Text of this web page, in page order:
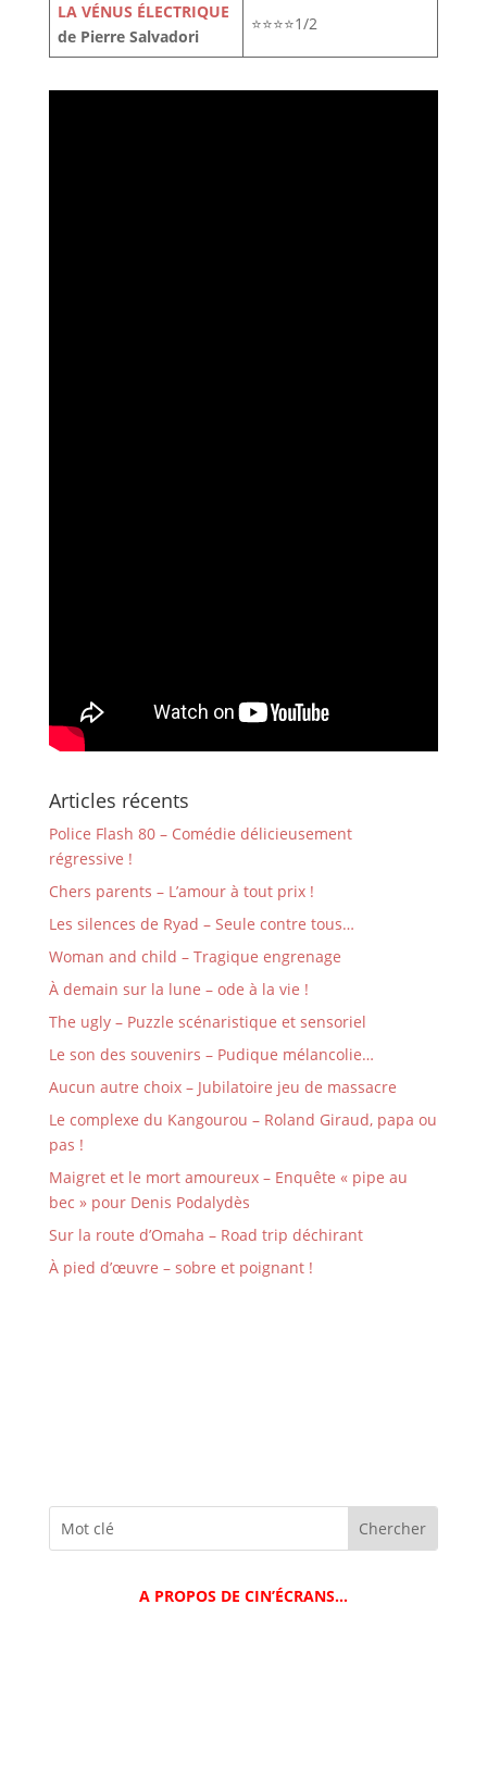
LA VÉNUS ÉLECTRIQUE
de Pierre Salvadori
⭐⭐⭐⭐1/2
Articles récents
Police Flash 80 – Comédie délicieusement
régressive !
Chers parents – L’amour à tout prix !
Les silences de Ryad – Seule contre tous…
Woman and child – Tragique engrenage
À demain sur la lune – ode à la vie !
The ugly – Puzzle scénaristique et sensoriel
Le son des souvenirs – Pudique mélancolie…
Aucun autre choix – Jubilatoire jeu de massacre
Le complexe du Kangourou – Roland Giraud, papa ou
pas !
Maigret et le mort amoureux – Enquête « pipe au
bec » pour Denis Podalydès
Sur la route d’Omaha – Road trip déchirant
À pied d’œuvre – sobre et poignant !
A PROPOS DE CIN’ÉCRANS…